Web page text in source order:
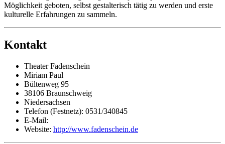
Möglichkeit geboten, selbst gestalterisch tätig zu werden und erste
kulturelle Erfahrungen zu sammeln.
Kontakt
Theater Fadenschein
Miriam Paul
Bültenweg 95
38106 Braunschweig
Niedersachsen
Telefon (Festnetz): 0531/340845
E-Mail:
Website: http://www.fadenschein.de